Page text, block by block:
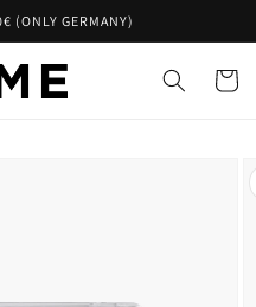
(ONLY GERMANY)
Cart